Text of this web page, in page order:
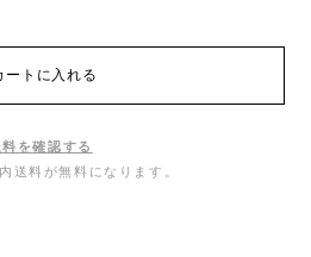
ートに入れる
料を確認する
料が無料になります。